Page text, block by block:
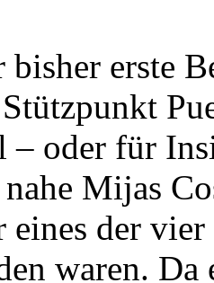
bisher erste
– oder für
nahe Mijas
eines der
waren.